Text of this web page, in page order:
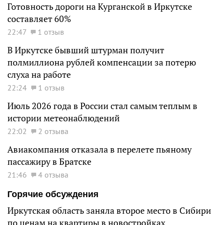
Готовность дороги на Курганской в Иркутске
составляет 60%
22:47 1 отзыв
В Иркутске бывший штурман получит
полмиллиона рублей компенсации за потерю
слуха на работе
22:24 1 отзыв
Июль 2026 года в России стал самым теплым в
истории метеонаблюдений
22:02 2 отзыва
Авиакомпания отказала в перелете пьяному
пассажиру в Братске
21:46
4 отзыва
Горячие обсуждения
Иркутская область заняла второе место в Сибири